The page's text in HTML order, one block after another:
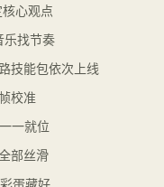
心观点
找节奏
技能包依次上线
校准
一就位
部丝滑